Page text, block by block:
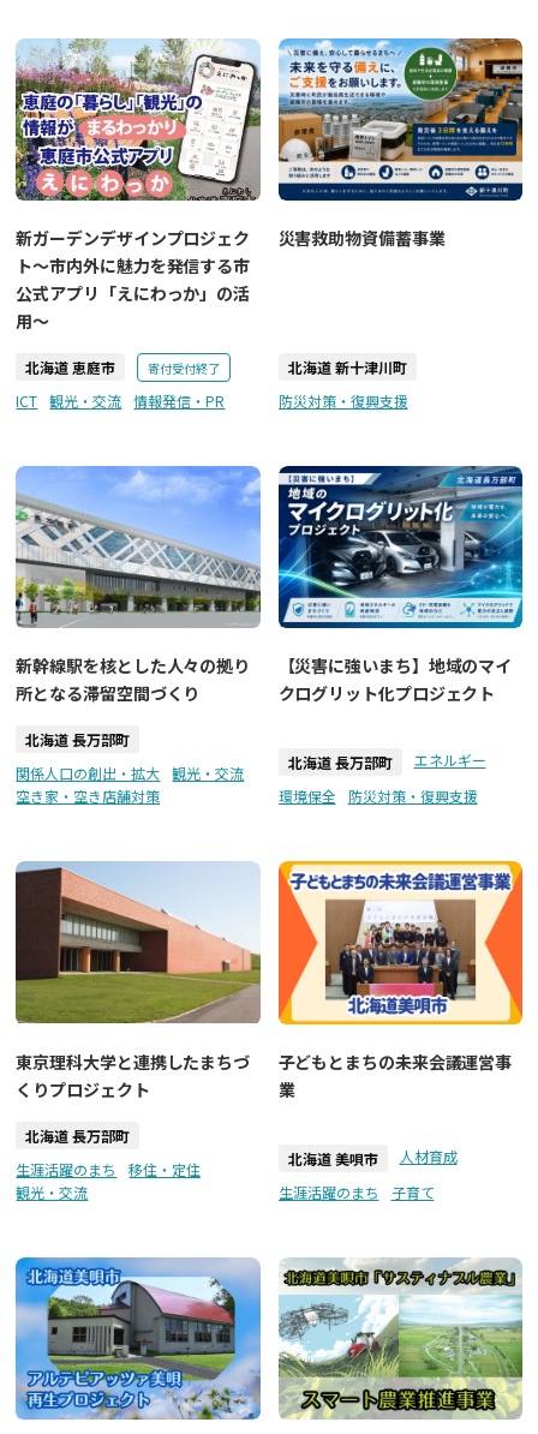
新ガーデンデザインプロジェク
ト～市内外に魅力を発信する市
公式アプリ「えにわっか」の活
用～
北海道 恵庭市 寄付受付終了
ICT 観光・交流 情報発信・PR
災害救助物資備蓄事業
北海道 新十津川町
防災対策・復興支援
新幹線駅を核とした人々の拠り
所となる滞留空間づくり
北海道 長万部町
関係人口の創出・拡大
観光・交流
空き家・空き店舗対策
【災害に強いまち】地域のマイ
クログリット化プロジェクト
北海道 長万部町
エネルギー
環境保全
防災対策・復興支援
東京理科大学と連携したまちづ
くりプロジェクト
北海道 長万部町
生涯活躍のまち
移住・定住
観光・交流
子どもとまちの未来会議運営事
業
北海道 美唄市
人材育成
生涯活躍のまち
子育て